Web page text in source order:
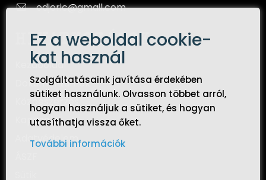
Ez a weboldal cookie-
kat használ
Szolgáltatásaink javítása érdekében
sütiket használunk. Olvasson többet arról,
hogyan használjuk a sütiket, és hogyan
utasíthatja vissza őket.
További információk
odjeric@gmail.com
HIVATKOZÁSOK
Kezdőoldal
Dokumentumok
Közbeszerzés
Kapcsolat
Adatvédelem